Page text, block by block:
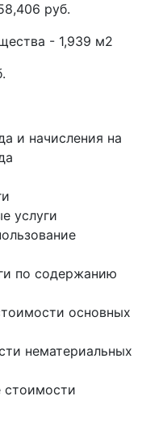
руб.
- 1,939 м2
и начисления на
услуги
по содержанию
основных
нематериальных
стоимости